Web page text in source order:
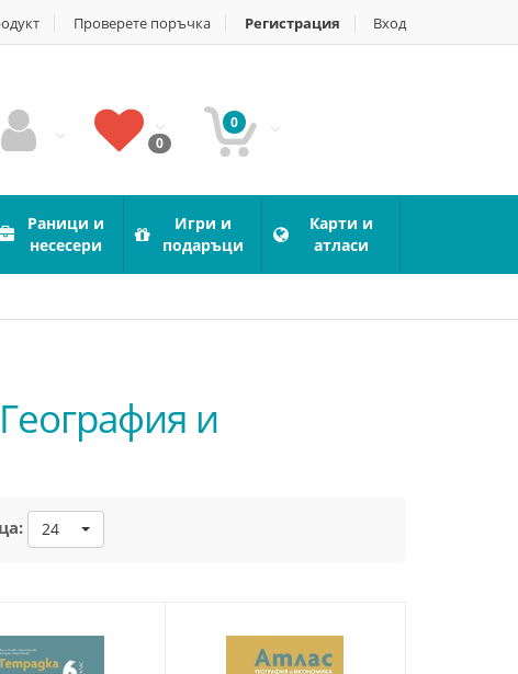
Проверете поръчка Регистрация Вход
0
0
Раници и
несесери
Игри и
подаръци
Карти и
атласи
и
24